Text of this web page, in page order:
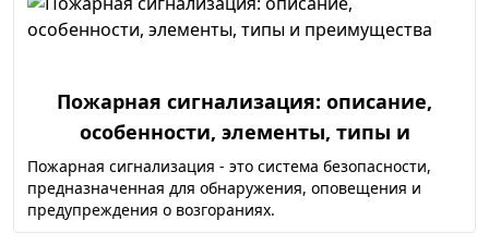
Пожарная сигнализация: описание,
особенности, элементы, типы и
преимущества
Пожарная сигнализация - это система безопасности,
предназначенная для обнаружения, оповещения и
предупреждения о возгораниях.